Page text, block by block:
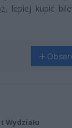
lepiej kupić
Wydziału